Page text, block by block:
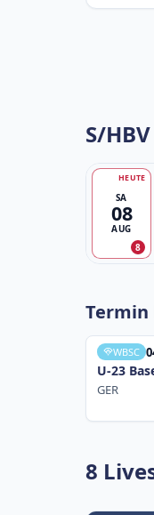
S/
SA
08
AUG
HEUTE
8
Termin
WBSC
U-23
GER
8